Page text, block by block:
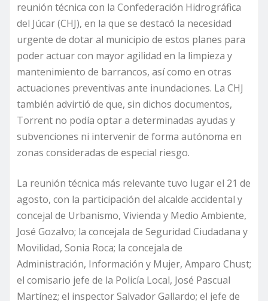
reunión técnica con la Confederación Hidrográfica
del Júcar (CHJ), en la que se destacó la necesidad
urgente de dotar al municipio de estos planes para
poder actuar con mayor agilidad en la limpieza y
mantenimiento de barrancos, así como en otras
actuaciones preventivas ante inundaciones. La CHJ
también advirtió de que, sin dichos documentos,
Torrent no podía optar a determinadas ayudas y
subvenciones ni intervenir de forma autónoma en
zonas consideradas de especial riesgo.
La reunión técnica más relevante tuvo lugar el 21 de
agosto, con la participación del alcalde accidental y
concejal de Urbanismo, Vivienda y Medio Ambiente,
José Gozalvo; la concejala de Seguridad Ciudadana y
Movilidad, Sonia Roca; la concejala de
Administración, Información y Mujer, Amparo Chust;
el comisario jefe de la Policía Local, José Pascual
Martínez; el inspector Salvador Gallardo; el jefe de